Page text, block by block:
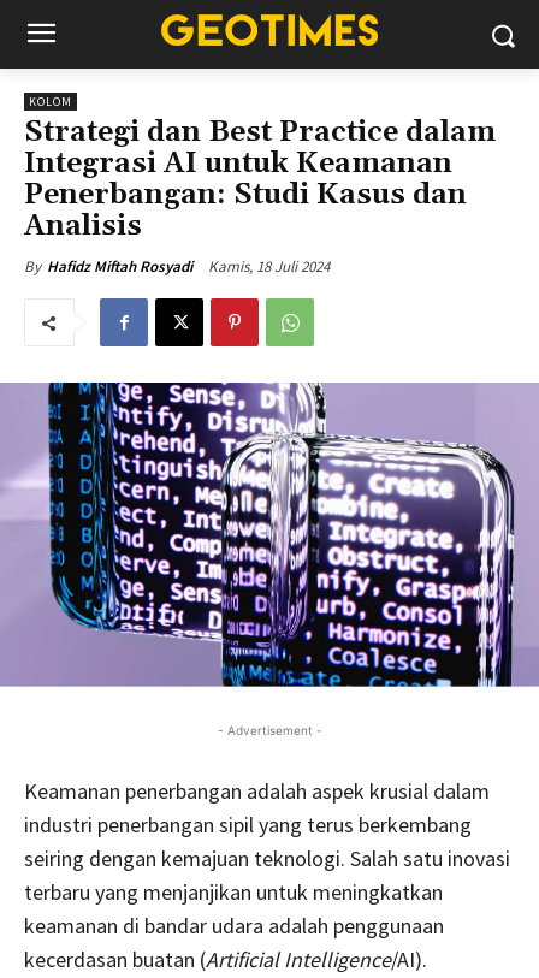
KOLOM
Strategi dan Best Practice dalam
Integrasi AI untuk Keamanan
Penerbangan: Studi Kasus dan
Analisis
By Hafidz Miftah Rosyadi Kamis, 18 Juli 2024
- Advertisement -
Keamanan penerbangan adalah aspek krusial dalam
industri penerbangan sipil yang terus berkembang
seiring dengan kemajuan teknologi. Salah satu inovasi
terbaru yang menjanjikan untuk meningkatkan
keamanan di bandar udara adalah penggunaan
kecerdasan buatan (Artificial Intelligence/AI).